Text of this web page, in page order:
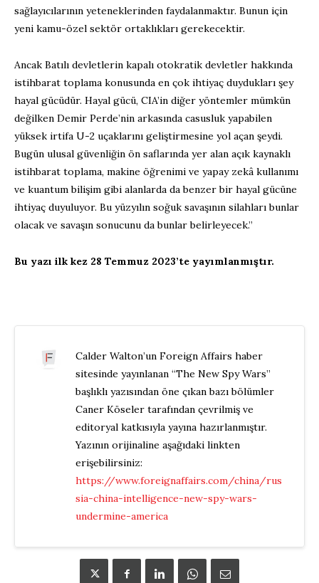
sağlayıcılarının yeteneklerinden faydalanmaktır. Bunun için
yeni kamu-özel sektör ortaklıkları gerekecektir.
Ancak Batılı devletlerin kapalı otokratik devletler hakkında
istihbarat toplama konusunda en çok ihtiyaç duydukları şey
hayal gücüdür. Hayal gücü, CIA’in diğer yöntemler mümkün
değilken Demir Perde’nin arkasında casusluk yapabilen
yüksek irtifa U-2 uçaklarını geliştirmesine yol açan şeydi.
Bugün ulusal güvenliğin ön saflarında yer alan açık kaynaklı
istihbarat toplama, makine öğrenimi ve yapay zekâ kullanımı
ve kuantum bilişim gibi alanlarda da benzer bir hayal gücüne
ihtiyaç duyuluyor. Bu yüzyılın soğuk savaşının silahları bunlar
olacak ve savaşın sonucunu da bunlar belirleyecek.”
Bu yazı ilk kez 28 Temmuz 2023’te yayımlanmıştır.
Calder Walton’un Foreign Affairs haber
sitesinde yayınlanan “The New Spy Wars”
başlıklı yazısından öne çıkan bazı bölümler
Caner Köseler tarafından çevrilmiş ve
editoryal katkısıyla yayına hazırlanmıştır.
Yazının orijinaline aşağıdaki linkten
erişebilirsiniz:
https://www.foreignaffairs.com/china/rus
sia-china-intelligence-new-spy-wars-
undermine-america